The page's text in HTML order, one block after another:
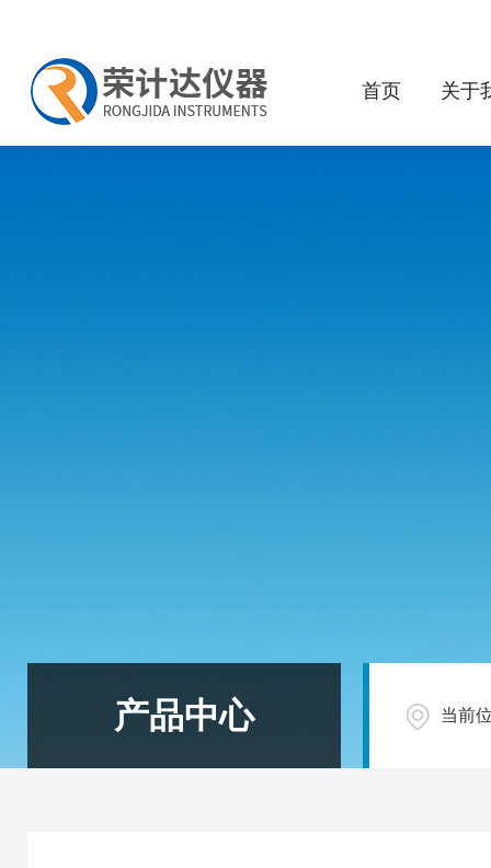
首页 关于
产品中心 当前